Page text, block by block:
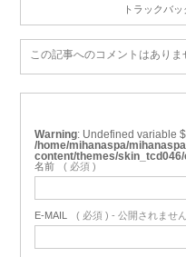
トラックバ
この記事へのコメントはありま
Warning : Undefined variable
/home/mihanaspa/
content/themes/
名前 ( 必須 )
E-MAIL ( 必須 ) - 公開されませ